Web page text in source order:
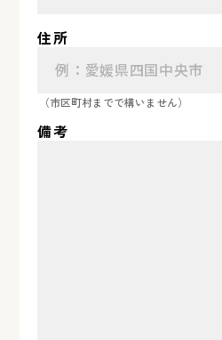
住所
（市区町村までで構いません）
備考